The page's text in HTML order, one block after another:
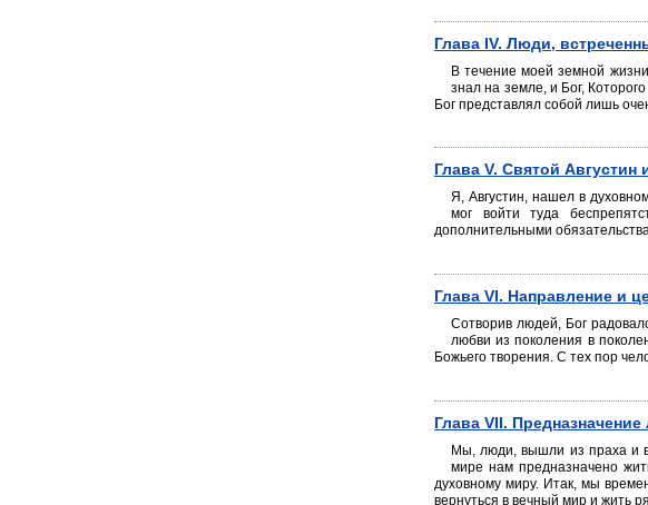
Глава IV. Люди,
В течение моей земной
знал на земле, и Бог,
Бог представлял собой лишь
Глава V. Святой
Я, Августин, нашел в
мог войти туда
дополнительными
Глава VI. Направление и
Сотворив людей, Бог
любви из поколения в
Божьего творения. С тех пор
Глава VII.
Мы, люди, вышли из праха и
мире нам предназначено
духовному миру. Итак, мы
вернуться в вечный мир и жить